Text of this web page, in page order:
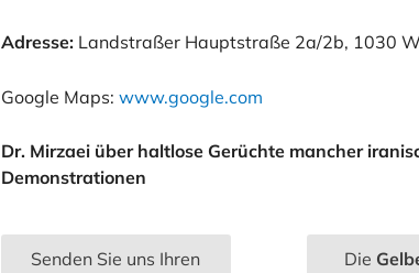
Adresse: Landstraßer Hauptstraße 2a/2b, 1030
Google Maps:www.google.com
Dr. Mirzaei über haltlose Gerüchte mancher
Demonstrationen
Senden Sie uns Ihren
Die